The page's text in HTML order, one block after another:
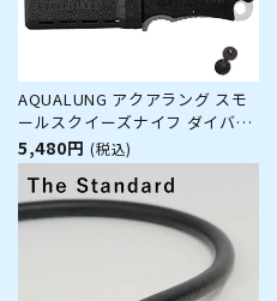
AQUALUNG アクアラング スモ
ールスクイーズナイフ ダイバー
ズナイフ [121111]
5,480円 (税込)